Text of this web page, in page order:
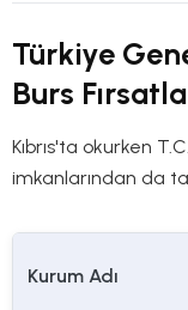
Türkiye
Burs
Kıbrıs'ta okurken
imkanlarından da
Kurum Adı